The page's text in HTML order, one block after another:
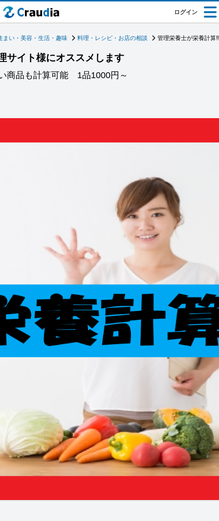
ログイン
まい・美容・生活・趣味 料理・レシピ・お店の相談 管理栄養士が栄養計算
サイト様にオススメします
商品も計算可能 1品1000円～